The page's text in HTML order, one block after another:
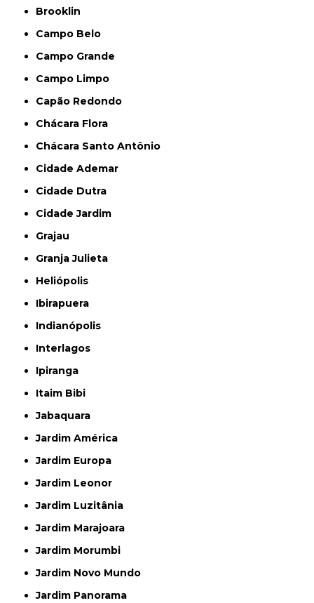
Brooklin
Campo Belo
Campo Grande
Campo Limpo
Capão Redondo
Chácara Flora
Chácara Santo Antônio
Cidade Ademar
Cidade Dutra
Cidade Jardim
Grajau
Granja Julieta
Heliópolis
Ibirapuera
Indianópolis
Interlagos
Ipiranga
Itaim Bibi
Jabaquara
Jardim América
Jardim Europa
Jardim Leonor
Jardim Luzitânia
Jardim Marajoara
Jardim Morumbi
Jardim Novo Mundo
Jardim Panorama